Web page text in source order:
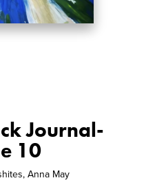
Journal-
10
Anna May